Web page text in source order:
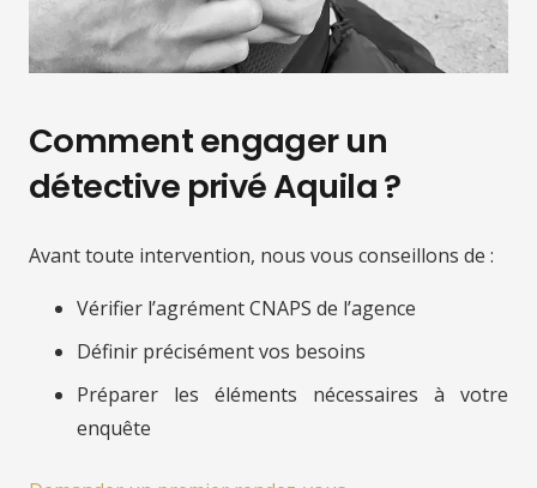
Comment engager un
détective privé Aquila ?
Avant toute intervention, nous vous conseillons de :
Vérifier l’agrément CNAPS de l’agence
Définir précisément vos besoins
Préparer les éléments nécessaires à votre
enquête